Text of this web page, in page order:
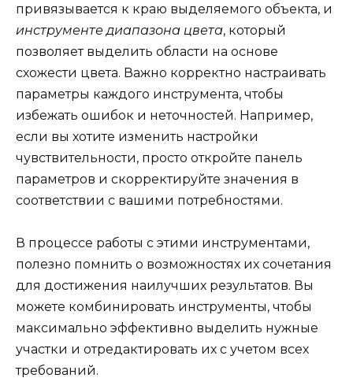
привязывается к краю выделяемого объекта, и
инструменте диапазона цвета, который
позволяет выделить области на основе
схожести цвета. Важно корректно настраивать
параметры каждого инструмента, чтобы
избежать ошибок и неточностей. Например,
если вы хотите изменить настройки
чувствительности, просто откройте панель
параметров и скорректируйте значения в
соответствии с вашими потребностями.
В процессе работы с этими инструментами,
полезно помнить о возможностях их сочетания
для достижения наилучших результатов. Вы
можете комбинировать инструменты, чтобы
максимально эффективно выделить нужные
участки и отредактировать их с учетом всех
требований.